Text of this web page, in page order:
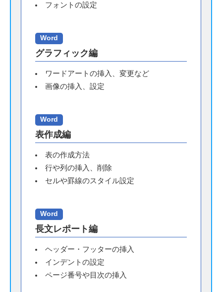
フォントの設定
Word
グラフィック編
ワードアートの挿入、変更など
画像の挿入、設定
Word
表作成編
表の作成方法
行や列の挿入、削除
セルや罫線のスタイル設定
Word
長文レポート編
ヘッダー・フッターの挿入
インデントの設定
ページ番号や目次の挿入